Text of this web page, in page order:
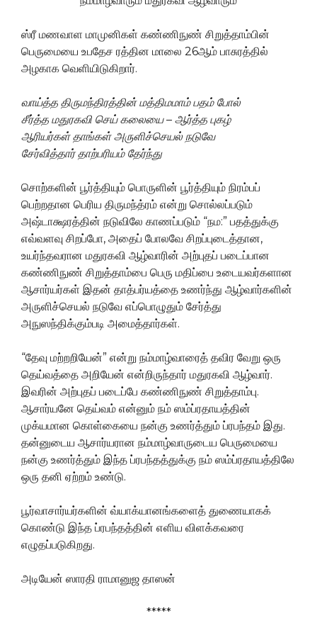
ஸ்ரீ மணவாள மாமுனிகள் கண்ணிநுண் சிறுத்தாம்பின்
பெருமையை உபதேச ரத்தின மாலை 26ஆம் பாசுரத்தில்
அழகாக வெளியிடுகிறார்.
வாய்த்த திருமந்திரத்தின் மத்திமமாம் பதம் போல்
சீர்த்த மதுரகவி செய் கலையை– ஆர்த்த புகழ்
ஆரியர்கள் தாங்கள் அருளிச்செயல் நடுவே
சேர்வித்தார் தாற்பரியம் தேர்ந்து
சொற்களின் பூர்த்தியும் பொருளின் பூர்த்தியும் நிரம்பப்
பெற்றதான பெரிய திருமந்த்ரம் என்று சொல்லப்படும்
அஷ்டாக்ஷரத்தின் நடுவிலே காணப்படும் “நம:” பதத்துக்கு
எவ்வளவு சிறப்போ, அதைப் போலவே சிறப்புடைத்தான,
உயர்ந்தவரான மதுரகவி ஆழ்வாரின் அற்புதப் படைப்பான
கண்ணிநுண் சிறுத்தாம்பை பெரு மதிப்பை உடையவர்களான
ஆசார்யர்கள் இதன் தாத்பர்யத்தை உணர்ந்து ஆழ்வார்களின்
அருளிச்செயல் நடுவே எப்பொழுதும் சேர்த்து
அநுஸந்திக்கும்படி அமைத்தார்கள்.
“தேவு மற்றறியேன்” என்று நம்மாழ்வாரைத் தவிர வேறு ஒரு
தெய்வத்தை அறியேன் என்றிருந்தார் மதுரகவி ஆழ்வார்.
இவரின் அற்புதப் படைப்பே கண்ணிநுண் சிறுத்தாம்பு.
ஆசார்யனே தெய்வம் என்னும் நம் ஸம்ப்ரதாயத்தின்
முக்யமான கொள்கையை நன்கு உணர்த்தும் ப்ரபந்தம் இது.
தன்னுடைய ஆசார்யரான நம்மாழ்வாருடைய பெருமையை
நன்கு உணர்த்தும் இந்த ப்ரபந்தத்துக்கு நம் ஸம்ப்ரதாயத்திலே
ஒரு தனி ஏற்றம் உண்டு.
பூர்வாசார்யர்களின் வ்யாக்யானங்களைத் துணையாகக்
கொண்டு இந்த ப்ரபந்தத்தின் எளிய விளக்கவரை
எழுதப்படுகிறது.
அடியேன் ஸாரதி ராமானுஜ தாஸன்
*****